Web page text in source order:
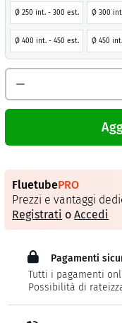
Ø 250 int. - 300 est. Ø 300
Ø 400 int. - 450 est. Ø 450
FluetubePRO
Prezzi e vantaggi
Registrati oAccedi
Pagamenti
Tutti i pagamenti
Possibilità di